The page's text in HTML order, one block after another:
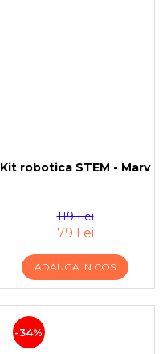
Kit robotica STEM - Marv
119 Lei
79 Lei
ADAUGA IN COS
-34%